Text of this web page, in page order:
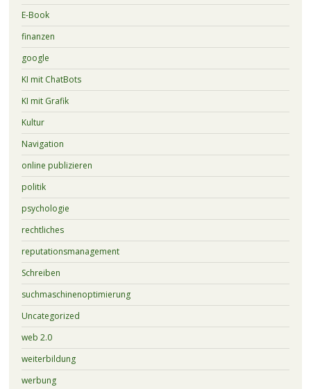
E-Book
finanzen
google
KI mit ChatBots
KI mit Grafik
Kultur
Navigation
online publizieren
politik
psychologie
rechtliches
reputationsmanagement
Schreiben
suchmaschinenoptimierung
Uncategorized
web 2.0
weiterbildung
werbung